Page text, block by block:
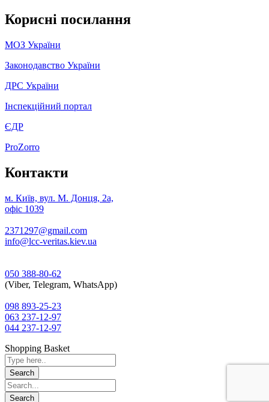
Корисні посилання
МОЗ України
Законодавство України
ДРС України
Інспекційний портал
ЄДР
ProZorro
Контакти
м. Київ, вул. М. Донця, 2а,
офіс 1039
2371297@gmail.com
info@lcc-veritas.kiev.ua
050 388-80-62
(Viber, Telegram, WhatsApp)
098 893-25-23
063 237-12-97
044 237-12-97
Shopping Basket